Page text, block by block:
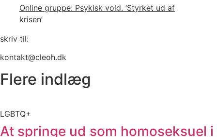
Online gruppe: Psykisk vold. ‘Styrket ud af
krisen’
skriv til:
kontakt@cleoh.dk
Flere indlæg
LGBTQ+
At springe ud som homoseksuel i